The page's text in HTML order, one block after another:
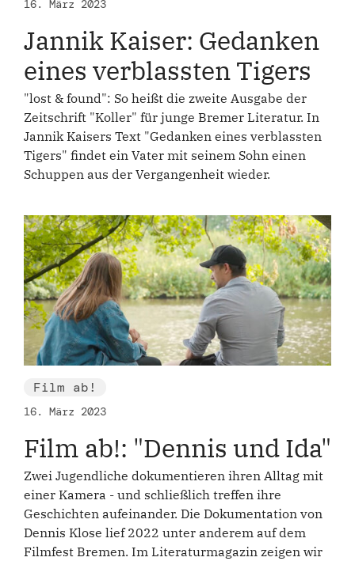
16. März 2023
Jannik Kaiser: Gedanken
eines verblassten Tigers
"lost & found": So heißt die zweite Ausgabe der
Zeitschrift "Koller" für junge Bremer Literatur. In
Jannik Kaisers Text "Gedanken eines verblassten
Tigers" findet ein Vater mit seinem Sohn einen
Schuppen aus der Vergangenheit wieder.
Film ab!
16. März 2023
Film ab!: "Dennis und Ida"
Zwei Jugendliche dokumentieren ihren Alltag mit
einer Kamera - und schließlich treffen ihre
Geschichten aufeinander. Die Dokumentation von
Dennis Klose lief 2022 unter anderem auf dem
Filmfest Bremen. Im Literaturmagazin zeigen wir